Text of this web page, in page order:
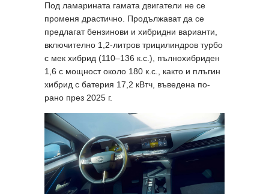
Под ламарината гамата двигатели не се
променя драстично. Продължават да се
предлагат бензинови и хибридни варианти,
включително 1,2-литров трицилиндров турбо
с мек хибрид (110–136 к.с.), пълнохибриден
1,6 с мощност около 180 к.с., както и плъгин
хибрид с батерия 17,2 кВтч, въведена по-
рано през 2025 г.